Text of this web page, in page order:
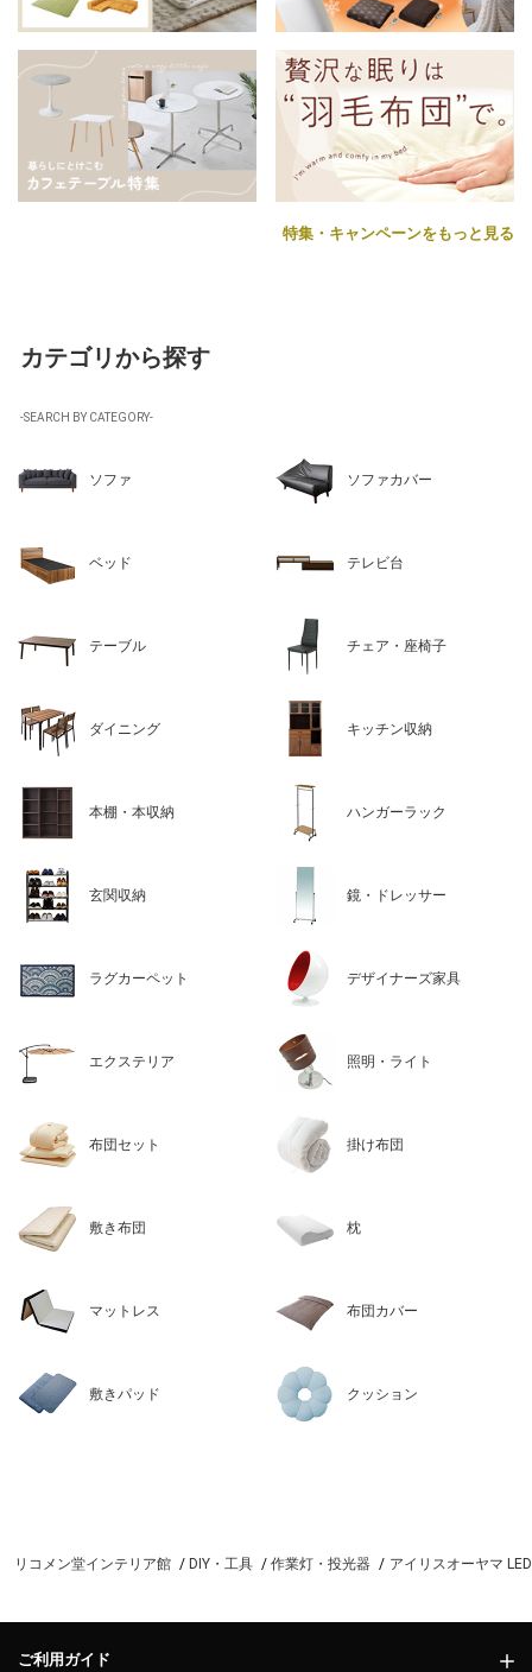
特集・キャンペーンをもっと見る
カテゴリから探す
-SEARCH BY CATEGORY-
ソファ ソファカバー
ベッド テレビ台
テーブル チェア・座椅子
ダイニング キッチン収納
本棚・本収納 ハンガーラック
玄関収納 鏡・ドレッサー
ラグカーペット デザイナーズ家具
エクステリア 照明・ライト
布団セット 掛け布団
敷き布団 枕
マットレス 布団カバー
敷きパッド クッション
リコメン堂インテリア館 DIY・工具 作業灯・投光器 アイリスオーヤマ
ご利用ガイド